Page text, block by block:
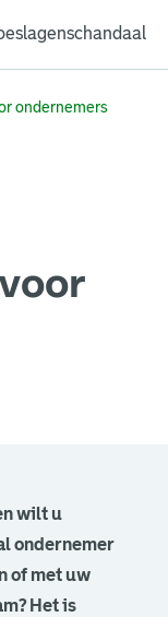
ondernemers
wilt u
ondernemer
of met uw
Het is